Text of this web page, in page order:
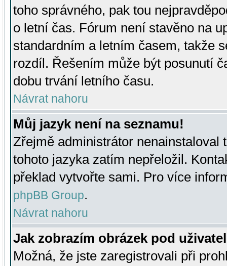
toho správného, pak tou
o letní čas. Fórum není stavěno na
standardním a letním časem, takže
rozdíl. Řešením může být posunutí
dobu trvání letního času.
Návrat nahoru
Můj jazyk není na seznamu!
Zřejmě administrátor nenainstaloval
tohoto jazyka zatím nepřeložil.
překlad vytvořte sami. Pro více
phpBB Group.
Návrat nahoru
Jak zobrazím obrázek pod
Možná, že jste zaregistrovali při